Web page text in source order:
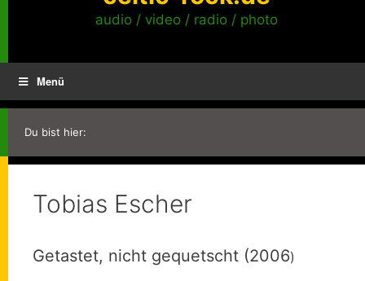
audio / video / radio / photo
Menü
Du bist hier:
Tobias Escher
Getastet, nicht gequetscht (2006)